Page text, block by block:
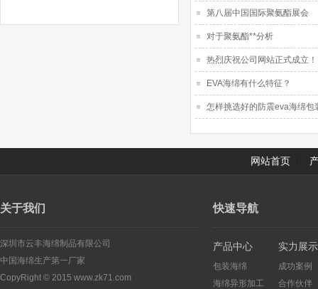
第八届中国国际聚氨酯展会
对于聚氨酯**分析
热烈庆祝公司网站正式成立！
EVA海绵有什么特征？
怎样挑选好的防震eva海绵包
网站首页
关于我们
深圳市云丰海绵制品有限公司
中国海绵生产第一厂家
CopyRight © 2015 www.zk71.com
快速导航
产品中心
包装海绵
海绵异形加工
实力展示
成功案例
合作伙伴